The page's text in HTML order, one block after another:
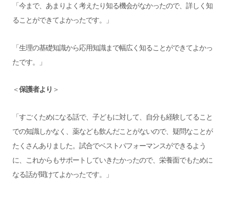
「今まで、あまりよく考えたり知る機会がなかったので、詳しく知
ることができてよかったです。」
「生理の基礎知識から応用知識まで幅広く知ることができてよかっ
たです。」
＜保護者より ＞
「すごくためになる話で、子どもに対して、自分も経験してること
での知識しかなく、薬なども飲んだことがないので、疑問なことが
たくさんありました。試合でベストパフォーマンスができるよう
に、これからもサポートしていきたかったので、栄養面でもために
なる話が聞けてよかったです。」